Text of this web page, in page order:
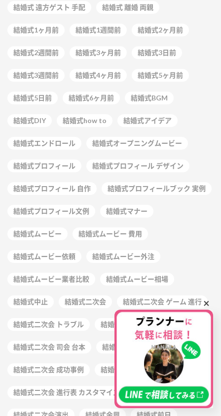
結婚式 遠方ゲスト 手配 結婚式 離婚 両親
結婚式1ヶ月前 結婚式1週間前 結婚式2ヶ月前
結婚式2週間前 結婚式3ヶ月前 結婚式3日前
結婚式3週間前 結婚式4ヶ月前 結婚式5ヶ月前
結婚式5日前 結婚式6ヶ月前 結婚式BGM
結婚式DIY 結婚式how to 結婚式アイデア
結婚式エンドロール 結婚式オープニングムービー
結婚式プロフィール 結婚式プロフィール デザイン
結婚式プロフィール 自作 結婚式プロフィールブック 実例
結婚式プロフィール文例 結婚式マナー
結婚式ムービー 結婚式ムービー 費用
結婚式ムービー依頼 結婚式ムービー外注
結婚式ムービー業者比較 結婚式ムービー相場
結婚式中止 結婚式二次会 結婚式二次会 ゲーム 進行
結婚式二次会 トラブル 結婚式二次会 台本 作り方
結婚式二次会 司会 台本 結婚式二次会 幹事 注意点
結婚式二次会 成功事例 結婚式二次会 準備
結婚式二次会 進行表 カスタマイズ 結婚式二次会らしさ
×